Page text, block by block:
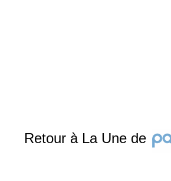
Retour à La Une de